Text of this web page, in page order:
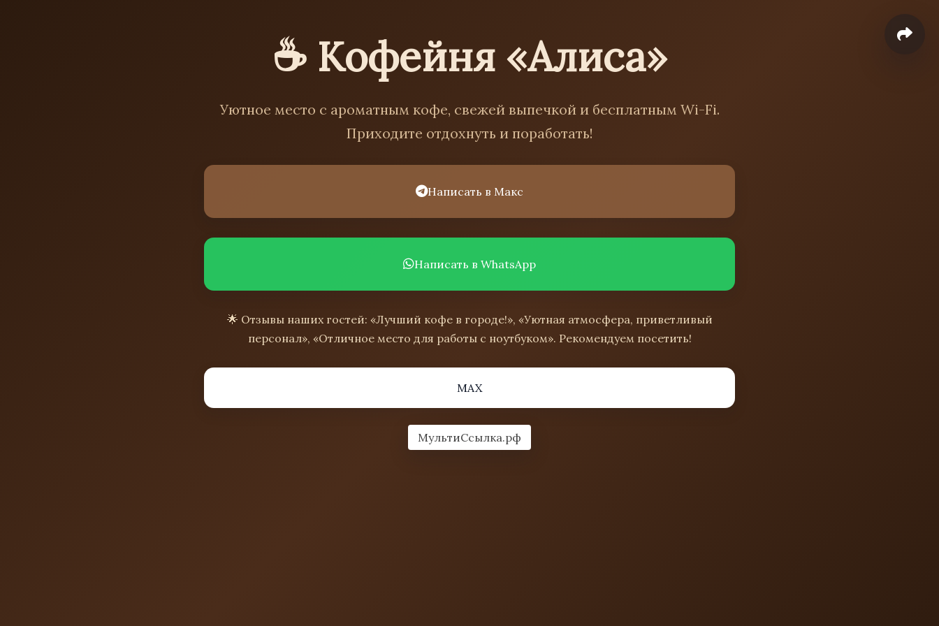
☕ Кофейня «Алиса»
Уютное место с ароматным кофе, свежей выпечкой и бесплатным Wi-Fi.
Приходите отдохнуть и поработать!
Написать в Макс
Написать в WhatsApp
🌟 Отзывы наших гостей: «Лучший кофе в городе!», «Уютная атмосфера, приветливый
персонал», «Отличное место для работы с ноутбуком». Рекомендуем посетить!
MAX
МультиСсылка.рф